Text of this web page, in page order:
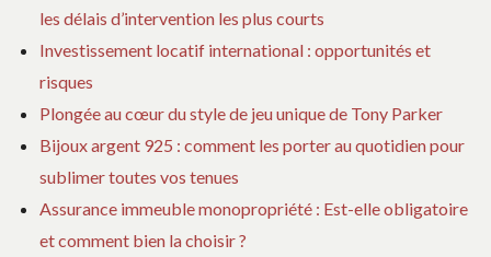
les délais d’intervention les plus courts
Investissement locatif international : opportunités et
risques
Plongée au cœur du style de jeu unique de Tony Parker
Bijoux argent 925 : comment les porter au quotidien pour
sublimer toutes vos tenues
Assurance immeuble monopropriété : Est-elle obligatoire
et comment bien la choisir ?